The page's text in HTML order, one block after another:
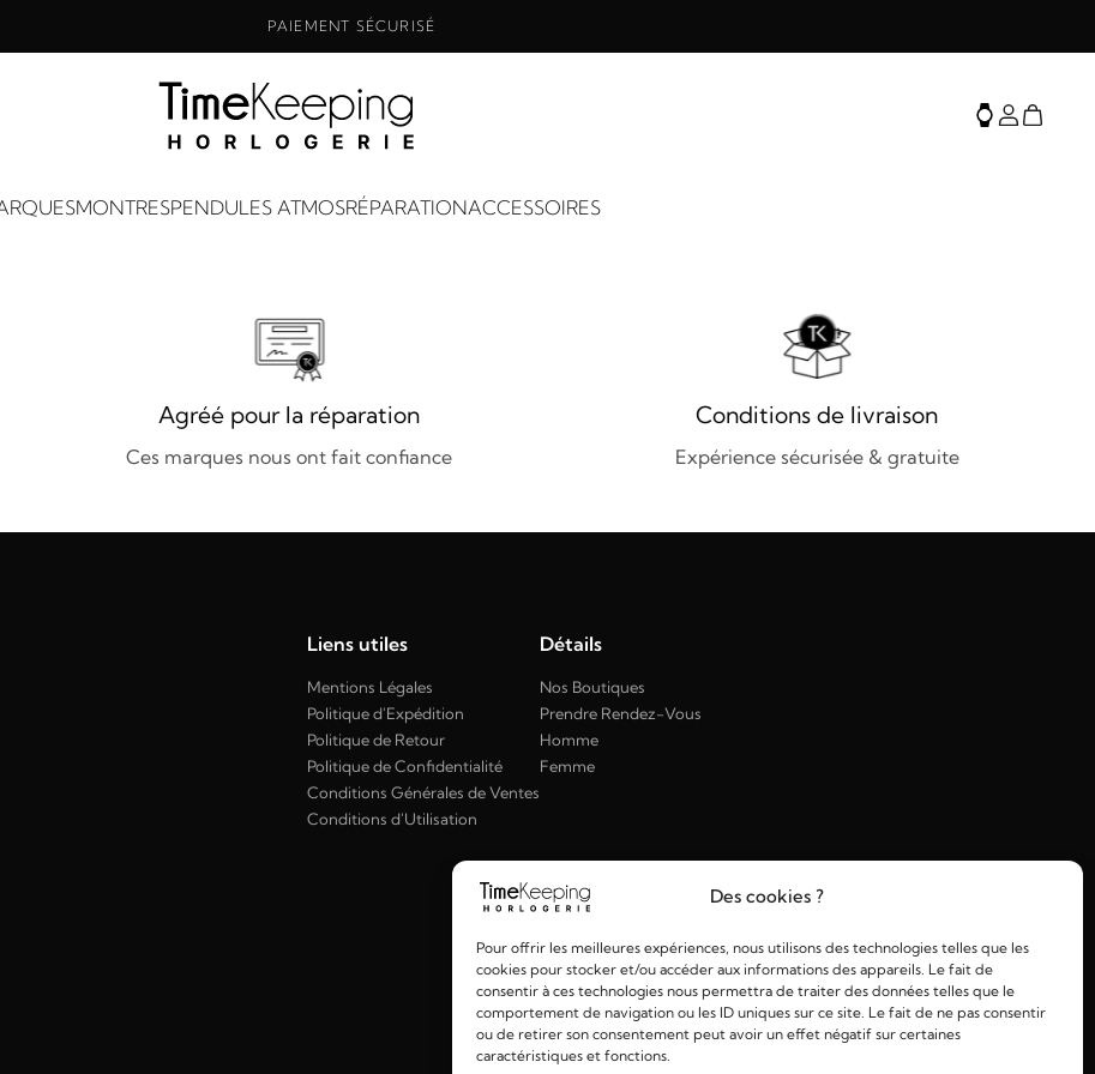
Des cookies ?
Pour offrir les meilleures expériences, nous utilisons des technologies telles que les
cookies pour stocker et/ou accéder aux informations des appareils. Le fait de
consentir à ces technologies nous permettra de traiter des données telles que le
comportement de navigation ou les ID uniques sur ce site. Le fait de ne pas consentir
ou de retirer son consentement peut avoir un effet négatif sur certaines
caractéristiques et fonctions.
PAIEMENT SÉCURISÉ
MONTRESPENDULES ATMOSRÉPARATIONACCESSOIRES
Agréé pour la réparation
Ces marques nous ont fait confiance
Conditions de livraison
Expérience sécurisée & gratuite
Liens utiles
Mentions Légales
Politique d'Expédition
Politique de Retour
Politique de Confidentialité
Conditions Générales de Ventes
Conditions d'Utilisation
Détails
Nos Boutiques
Prendre Rendez-Vous
Homme
Femme